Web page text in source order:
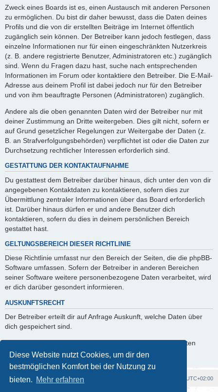
Diese Website nutzt Cookies, um dir den
bestmöglichen Komfort bei der Nutzung zu
bieten. Mehr erfahren
Zweck eines Boards ist es, einen Austausch mit anderen Personen
zu ermöglichen. Du bist dir daher bewusst, dass die Daten deines
Profils und die von dir erstellten Beiträge im Internet öffentlich
zugänglich sein können. Der Betreiber kann jedoch festlegen, dass
einzelne Informationen nur für einen eingeschränkten Nutzerkreis
(z. B. andere registrierte Benutzer, Administratoren etc.) zugänglich
sind. Wenn du Fragen dazu hast, suche nach entsprechenden
Informationen im Forum oder kontaktiere den Betreiber. Die E-Mail-
Adresse aus deinem Profil ist dabei jedoch nur für den Betreiber
und von ihm beauftragte Personen (Administratoren) zugänglich.
Andere als die oben genannten Daten wird der Betreiber nur mit
deiner Zustimmung an Dritte weitergeben. Dies gilt nicht, sofern er
auf Grund gesetzlicher Regelungen zur Weitergabe der Daten (z.
B. an Strafverfolgungsbehörden) verpflichtet ist oder die Daten zur
Durchsetzung rechtlicher Interessen erforderlich sind.
GESTATTUNG DER KONTAKTAUFNAHME
Du gestattest dem Betreiber darüber hinaus, dich unter den von dir
angegebenen Kontaktdaten zu kontaktieren, sofern dies zur
Übermittlung zentraler Informationen über das Board erforderlich
ist. Darüber hinaus dürfen er und andere Benutzer dich
kontaktieren, sofern du dies in deinem persönlichen Bereich
gestattet hast.
GELTUNGSBEREICH DIESER RICHTLINIE
Diese Richtlinie umfasst nur den Bereich der Seiten, die die phpBB-
Software umfassen. Sofern der Betreiber in anderen Bereichen
seiner Software weitere personenbezogene Daten verarbeitet, wird
er dich darüber gesondert informieren.
AUSKUNFTSRECHT
Der Betreiber erteilt dir auf Anfrage Auskunft, welche Daten über
dich gespeichert sind.
Du kannst jederzeit die Löschung bzw. Sperrung deiner Daten
verlangen. Kontaktiere hierzu bitte den Betreiber.
Foren-Übersicht UTC+02:00